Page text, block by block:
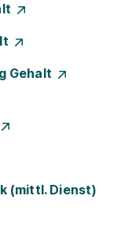
Gehalt
(mittl. Dienst)